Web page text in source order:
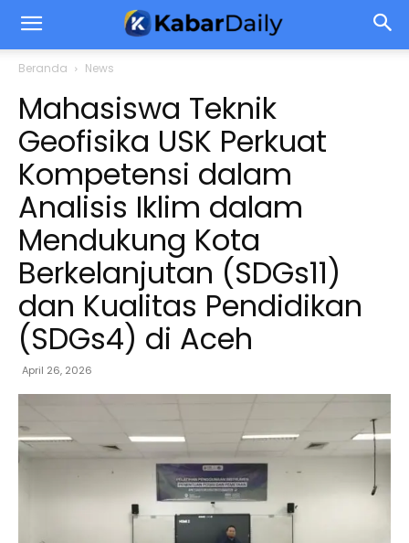
Beranda News
Mahasiswa Teknik
Geofisika USK Perkuat
Kompetensi dalam
Analisis Iklim dalam
Mendukung Kota
Berkelanjutan (SDGs11)
dan Kualitas Pendidikan
(SDGs4) di Aceh
April 26, 2026